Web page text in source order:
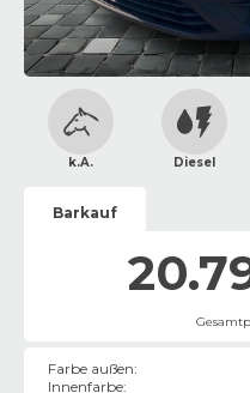
k.A. Diesel
Barkauf
Farbe außen:
Innenfarbe: